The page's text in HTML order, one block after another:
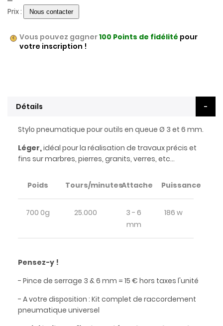
Prix :
Vous pouvez gagner100 Points de fidélité pour
votre inscription !
Détails
Stylo pneumatique pour outils en queue Ø 3 et 6 mm.
Léger,idéal pour la réalisation de travaux précis et
fins sur marbres, pierres, granits, verres, etc...
Poids Tours/minutesAttache Puissance
700 0g 25.000
3 - 6
mm
186 w
Pensez-y !
- Pince de serrage 3 & 6 mm = 15 € hors taxes l'unité
- A votre disposition : Kit complet de raccordement
pneumatique universel